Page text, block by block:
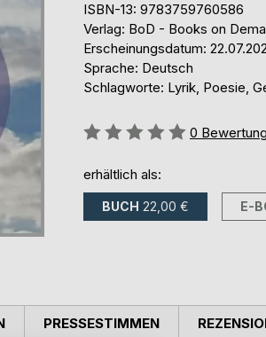
ISBN-13: 9783759760586
Verlag: BoD - Books on
Erscheinungsdatum:
Sprache: Deutsch
Schlagworte: Lyrik, Poesie,
Bewertung::
0
erhältlich als:
BUCH 22,00 € E-
PRESSESTIMMEN